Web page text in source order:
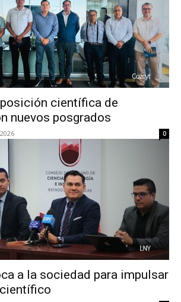
científica de
nuevos posgrados
0
a la sociedad para impulsar